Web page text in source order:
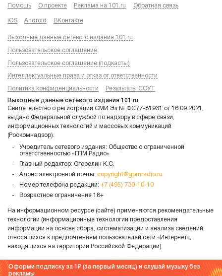
Помощь О проекте Реклама на 101.ru Обратная связь
iOS Android ВКонтакте
Выходные данные сетевого издания 101.ru
Пользовательское соглашение
Пользовательское соглашение (подкасты)
Интеллектуальные права и отказ от ответственности
Политика конфиденциальности Результаты СОУТ
Выходные данные сетевого издания 101.ru
Свидетельство о регистрации СМИ Эл № ФС77-81931 от 16.09.2021,
выдано Федеральной службой по надзору в сфере связи,
информационных технологий и массовых коммуникаций
(Роскомнадзор).
Учредитель сетевого издания: Общество с ограниченной
ответственностью «ГПМ Радио»
Главный редактор: Огорелин К.С.
Адрес электронной почты: copyright@gpmradio.ru
Номер телефона редакции: +7 (495) 730-10-10
Возрастное ограничение 18+
На информационном ресурсе (сайте) применяются рекомендательные
технологии (информационные технологии предоставления
информации на основе сбора, систематизации и анализа сведений,
относящихся к предпочтениям пользователей сети «Интернет»,
находящихся на территории Российской Федерации)
Оформи подписку за 1
(за первый месяц) и слушай музыку без
рекламы